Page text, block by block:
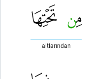
altlarından